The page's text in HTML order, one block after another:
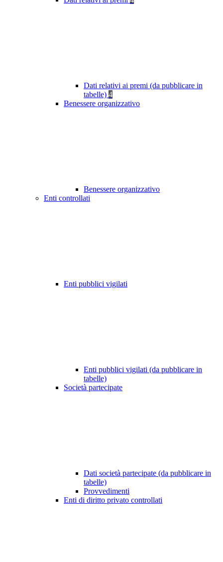
Dati relativi ai premi (da pubblicare in
tabelle) 4
Benessere organizzativo
Benessere organizzativo
Enti controllati
Enti pubblici vigilati
Enti pubblici vigilati (da pubblicare in
tabelle)
Società partecipate
Dati società partecipate (da pubblicare in
tabelle)
Provvedimenti
Enti di diritto privato controllati